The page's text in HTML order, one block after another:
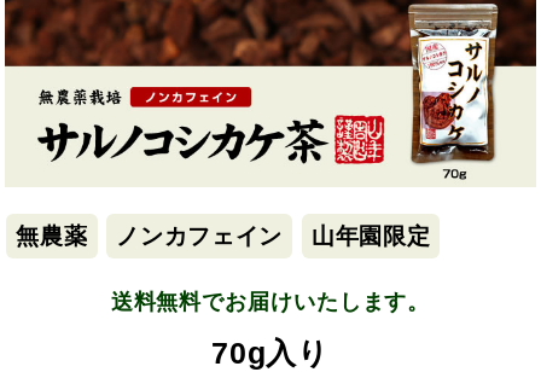
無農薬 ノンカフェイン 山年園限定
送料無料でお届けいたします。
70g入り